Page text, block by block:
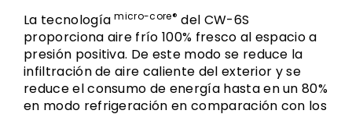
La tecnologíamicro-core® del CW-6S
proporciona aire frío 100% fresco al espacio a
presión positiva. De este modo se reduce la
infiltración de aire caliente del exterior y se
reduce el consumo de energía hasta en un 80%
en modo refrigeración en comparación con los